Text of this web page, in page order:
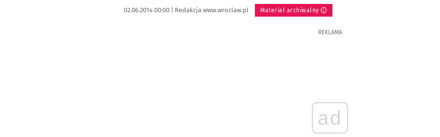
Data publikacji:
02.06.2014 00:00 | Autor:
Redakcja www.wroclaw.pl Materiał archiwalny
REKLAMA
ad